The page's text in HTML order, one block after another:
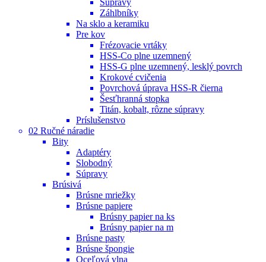
Záhlbníky
Na sklo a keramiku
Pre kov
Frézovacie vrtáky
HSS-Co plne uzemnený
HSS-G plne uzemnený, lesklý povrch
Krokové cvičenia
Povrchová úprava HSS-R čierna
Šesťhranná stopka
Titán, kobalt, rôzne súpravy
Príslušenstvo
02 Ručné náradie
Bity
Adaptéry
Slobodný
Súpravy
Brúsivá
Brúsne mriežky
Brúsne papiere
Brúsny papier na ks
Brúsny papier na m
Brúsne pasty
Brúsne špongie
Oceľová vlna